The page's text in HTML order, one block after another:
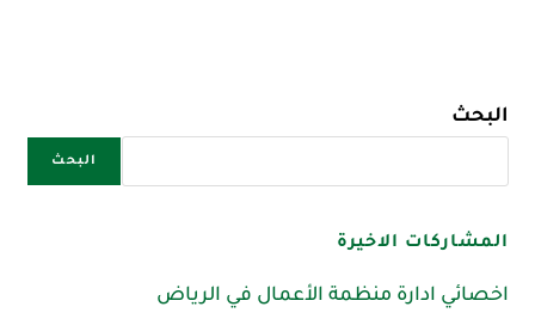
البحث
البحث
المشاركات الاخيرة
اخصائي ادارة منظمة الأعمال في الرياض